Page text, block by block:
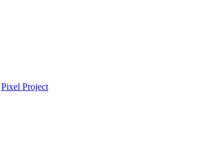
Pixel Project